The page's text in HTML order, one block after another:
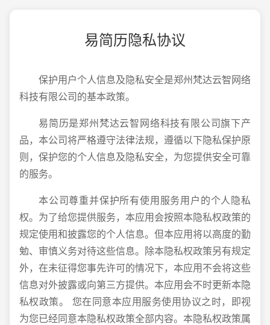
易简历隐私协议
保护用户个人信息及隐私安全是郑州梵达云智网络
科技有限公司的基本政策。
易简历是郑州梵达云智网络科技有限公司旗下产
品，本公司将严格遵守法律法规，遵循以下隐私保护原
则，保护您的个人信息及隐私安全，为您提供安全可靠
的服务。
本公司尊重并保护所有使用服务用户的个人隐私
权。为了给您提供服务，本应用会按照本隐私权政策的
规定使用和披露您的个人信息。但本应用将以高度的勤
勉、审慎义务对待这些信息。除本隐私权政策另有规定
外，在未征得您事先许可的情况下，本应用不会将这些
信息对外披露或向第三方提供。本应用会不时更新本隐
私权政策。 您在同意本应用服务使用协议之时，即视
为您已经同意本隐私权政策全部内容。本隐私权政策属